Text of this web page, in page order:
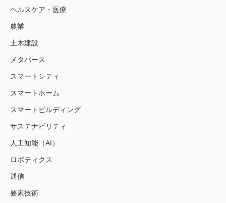
ヘルスケア・医療
農業
土木建設
メタバース
スマートシティ
スマートホーム
スマートビルディング
サステナビリティ
人工知能（AI）
ロボティクス
通信
要素技術